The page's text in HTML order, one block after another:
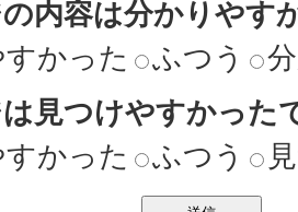
内容は分かりやす
かった
ふつう
見つけやすかった
かった
ふつう